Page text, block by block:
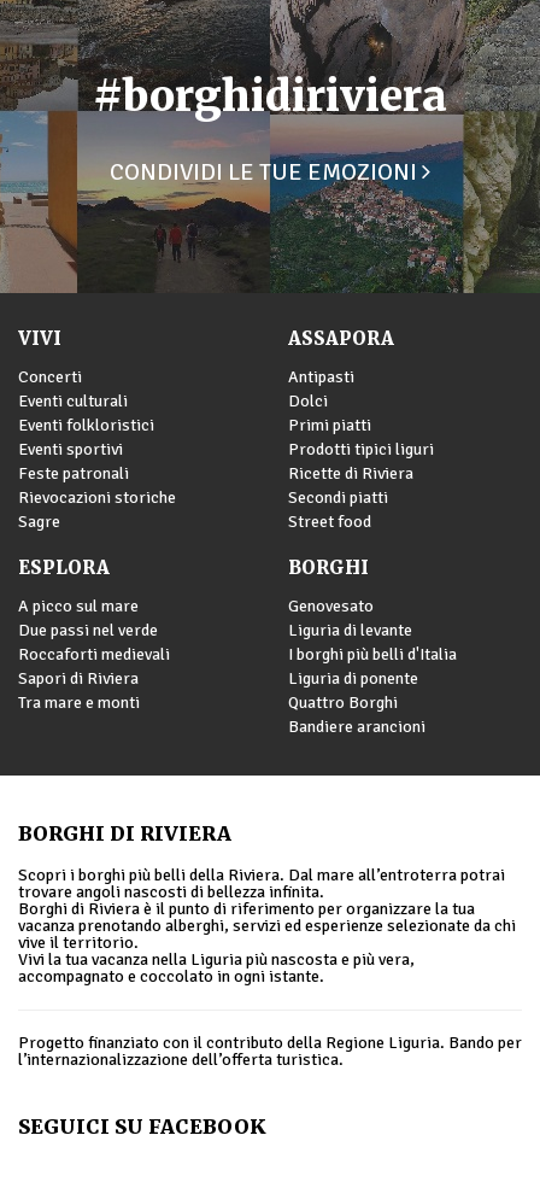
#borghidiriviera
CONDIVIDI LE TUE EMOZIONI
VIVI
Concerti
Eventi culturali
Eventi folkloristici
Eventi sportivi
Feste patronali
Rievocazioni storiche
Sagre
ASSAPORA
Antipasti
Dolci
Primi piatti
Prodotti tipici liguri
Ricette di Riviera
Secondi piatti
Street food
ESPLORA
A picco sul mare
Due passi nel verde
Roccaforti medievali
Sapori di Riviera
Tra mare e monti
BORGHI
Genovesato
Liguria di levante
I borghi più belli d'Italia
Liguria di ponente
Quattro Borghi
Bandiere arancioni
BORGHI DI RIVIERA
Scopri i borghi più belli della Riviera. Dal mare all’entroterra potrai
trovare angoli nascosti di bellezza infinita.
Borghi di Riviera è il punto di riferimento per organizzare la tua
vacanza prenotando alberghi, servizi ed esperienze selezionate da chi
vive il territorio.
Vivi la tua vacanza nella Liguria più nascosta e più vera,
accompagnato e coccolato in ogni istante.
Progetto finanziato con il contributo della Regione Liguria. Bando per
l’internazionalizzazione dell’offerta turistica.
SEGUICI SU FACEBOOK